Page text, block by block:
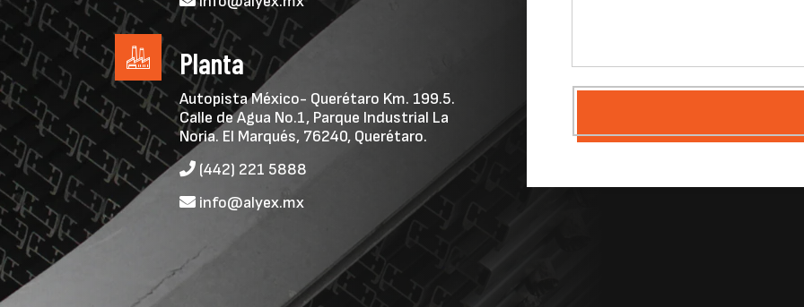
Planta
Autopista México- Querétaro Km. 199.5.
Calle de Agua No.1, Parque Industrial La
Noria. El Marqués, 76240, Querétaro.
(442) 221 5888
info@alyex.mx